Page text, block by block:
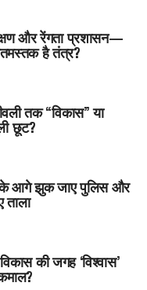
और रेंगता प्रशासन—
है तंत्र?
तक “विकास” या
छूट?
के आगे झुक जाए पुलिस और
ताला
की जगह ‘विश्वास’